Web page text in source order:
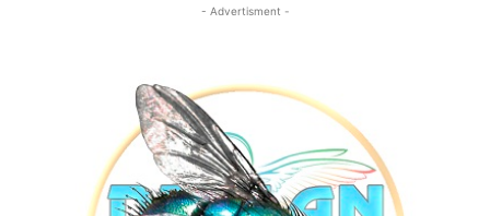
- Advertisment -